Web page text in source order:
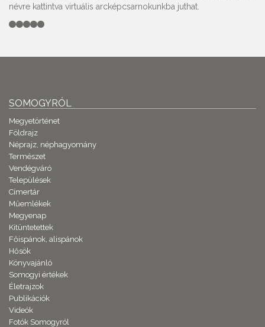
névre kattintva virtuális arcképcsarnokunkba juthat.
SOMOGYRÓL
Megyetörténet
Földrajz
Néprajz, néphagyomány
Természet
Vendégváró
Települések
Címertár
Műemlékek
Megyenap
Kitüntetettek
Főispánok, alispánok
Hősök
Könyvajánló
Somogyi értékek
Életrajzok
Publikációk
Videók
Fotók Somogyról